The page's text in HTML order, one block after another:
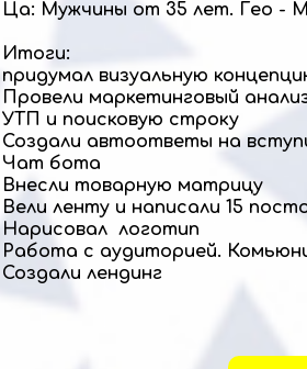
Ца: Мужчины от 35 лет. Гео -
Итоги:
придумал визуальную
Провели маркетинговый
УТП и поисковую строку
Создали автоответы на
Чат бота
Внесли товарную матрицу
Вели ленту и написали 15
Нарисовал логотип
Работа с аудиторией.
Создали лендинг